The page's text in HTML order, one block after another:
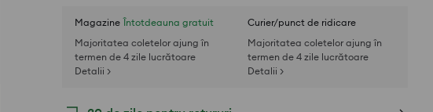
Magazine Întotdeauna gratuit
Majoritatea coletelor ajung în
termen de 4 zile lucrătoare
Detalii >
Curier/punct de ridicare
Majoritatea coletelor ajung în
termen de 4 zile lucrătoare
Detalii >